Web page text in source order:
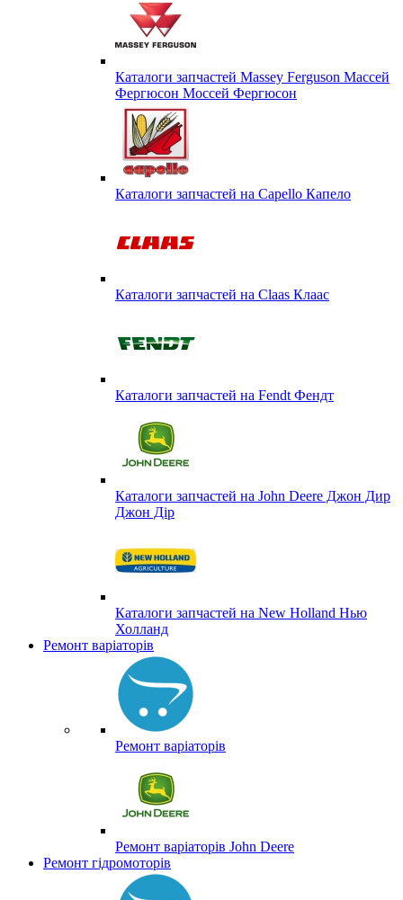
Каталоги запчастей Massey Ferguson Массей
Фергюсон Моссей Фергюсон
Каталоги запчастей на Capello Капело
Каталоги запчастей на Claas Клаас
Каталоги запчастей на Fendt Фендт
Каталоги запчастей на John Deere Джон Дир
Джон Дір
Каталоги запчастей на New Holland Нью
Холланд
Ремонт варіаторів
Ремонт варіаторів
Ремонт варіаторів John Deere
Ремонт гідромоторів